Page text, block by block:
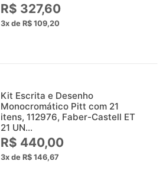
R$ 327,60
3x de R$ 109,20
Kit Escrita e Desenho
Monocromático Pitt com 21
itens, 112976, Faber-Castell ET
21 UN...
R$ 440,00
3x de R$ 146,67